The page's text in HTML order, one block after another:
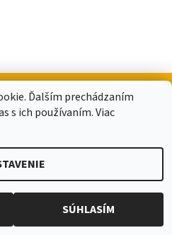
všetky práva vyhradené
Ďalším prechádzaním
s ich používaním. Viac
SÚHLASÍM